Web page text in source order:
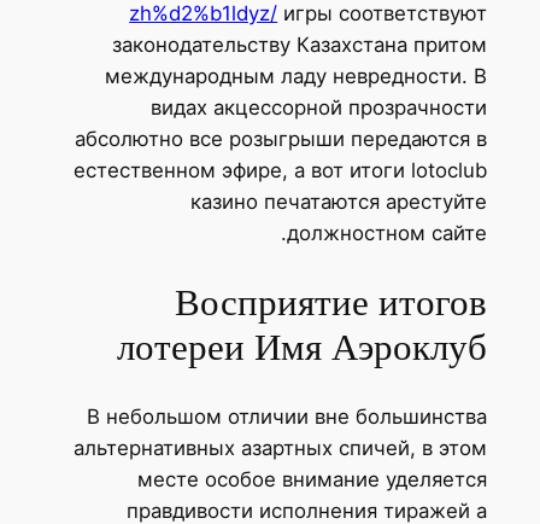
zh%d2%b1ldyz/ игры соответствуют
законодательству Казахстана притом
международным ладу невредности. В
видах акцессорной прозрачности
абсолютно все розыгрыши передаются в
естественном эфире, а вот итоги lotoclub
казино печатаются арестуйте
должностном сайте.
Восприятие итогов
лотереи Имя Аэроклуб
В небольшом отличии вне большинства
альтернативных азартных спичей, в этом
месте особое внимание уделяется
правдивости исполнения тиражей а